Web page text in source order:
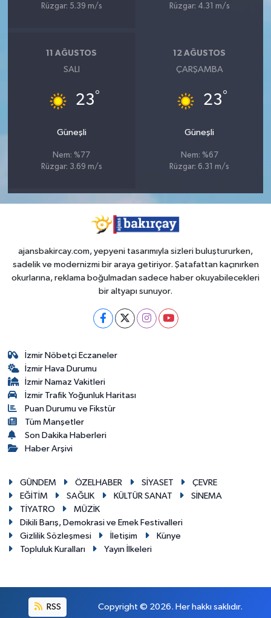
Rüzgar: 5.39 m/s
Rüzgar: 4.31 m/s
11 AĞUSTOS
SALI
23°
Güneşli
Nem: %77
Rüzgar: 3.69 m/s
12 AĞUSTOS
ÇARŞAMBA
23°
Güneşli
Nem: %67
Rüzgar: 6.31 m/s
ajansbakircay.com, yepyeni tasarımıyla sizleri buluştururken,
sadelik ve modernizmi bir araya getiriyor. Şatafattan kaçınırken
okurlarına, reklama boğulmadan sadece haber okuyabilecekleri
bir altyapı sunuyor.
İzmir Nöbetçi Eczaneler
İzmir Hava Durumu
İzmir Namaz Vakitleri
İzmir Trafik Yoğunluk Haritası
Puan Durumu ve Fikstür
Tüm Manşetler
Son Dakika Haberleri
Haber Arşivi
GÜNDEM ÖZELHABER SİYASET
ÇEVRE
EĞİTİM
SAĞLIK KÜLTÜR SANAT
SİNEMA
TİYATRO
MÜZİK
Dikili Barış, Demokrasi ve Emek Festivalleri
Gizlilik Sözleşmesi
İletişim
Künye
Topluluk Kuralları
Yayın İlkeleri
RSS Copyright © 2026. Her hakkı saklıdır.